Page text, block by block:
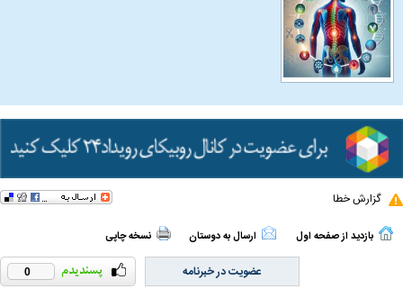
گزارش خطا
بازدید از صفحه اول ارسال به دوستان نسخه چاپی
0 عضویت در خبرنامه